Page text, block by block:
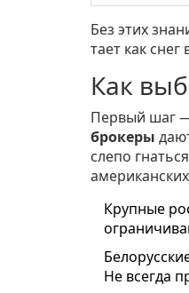
Без этих
тает как
Как
Первый шаг —
брокеры
слепо
Крупные
Не всегда